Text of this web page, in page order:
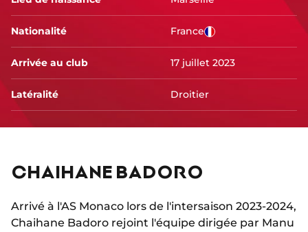
Nationalité France
Arrivée au club 17 juillet 2023
Latéralité Droitier
CHAIHANE BADORO
Arrivé à l'AS Monaco lors de l'intersaison 2023-2024,
Chaihane Badoro rejoint l'équipe dirigée par Manu